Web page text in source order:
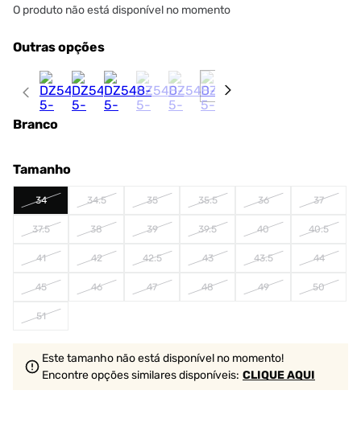
O produto não está disponível no momento
Outras opções
Branco
Tamanho
34 34.5 35 35.5 36 37
37.5 38 39 39.5 40 40.5
41 42 42.5 43 43.5 44
45 46 47 48 49 50
51
Este tamanho não está disponível no momento!
Encontre opções similaresdisponíveis: CLIQUE AQUI